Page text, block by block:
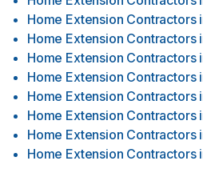
Home Extension Contractors
Home Extension Contractors
Home Extension Contractors
Home Extension Contractors
Home Extension Contractors
Home Extension Contractors
Home Extension Contractors
Home Extension Contractors